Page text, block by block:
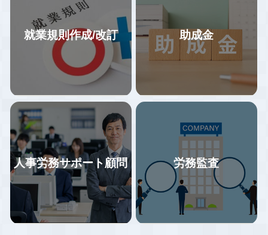
企業の特徴に合わせた業務フロ
ーの構築、年間業務カレンダー
にて作業スケジュールを管理。
給与計算業務をミスなくスムー
ズに行うため、業務フロー変更
をご提案いただいた場合、業務
の効率化と改善に向けてサポー
トします。
社会保険労務士事務所リジョイ
スでは石川・富山の企業様を中
心に、労働保険・社会保険等の
諸手続きを行ってまいりまし
た。給与計算のアウトソーシン
グをご検討されている企業様は
ぜひ一度ご相談ください。
社２名体制で情報共有しながら
対応しているので、属人化して
おらず、担当者が引き継ぎなく
何もわからない状況がないよう
にしています。
手続担当と労務担当が同時に情
報を得る事でスピード感を持っ
た対応、給付金の申請漏れ防止
や労務トラブルの早期予防に繋
がっています。
就業規則作成/改訂
当事務所では、貴社の状況をヒ
アリングさせていただいた上
で、貴社に最適な就業規則を提
助成金
助成金は雇用保険の適用事業所
であれば殆ど業種を問わず活用
できるものです。しかし「ちょ
人事労務サポート顧問 労務監査